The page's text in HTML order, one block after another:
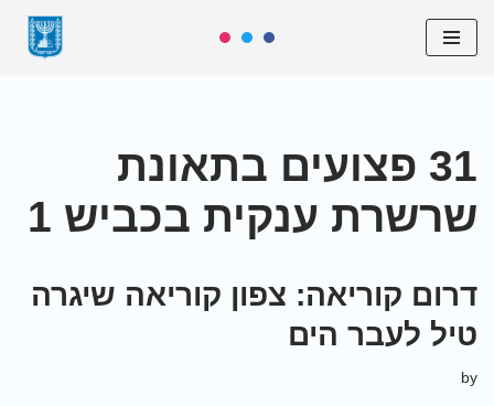
Skip
31 פצועים בתאונת
שרשרת ענקית בכביש 1
דרום קוריאה: צפון קוריאה שיגרה
טיל לעבר הים
by